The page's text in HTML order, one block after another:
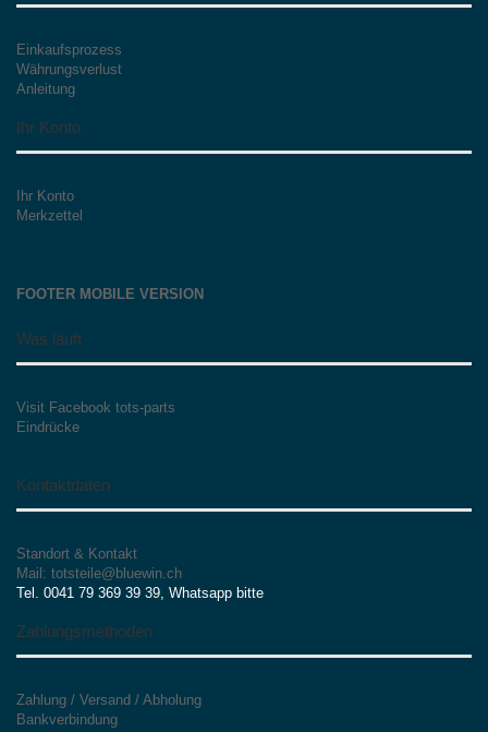
Einkaufsprozess
Währungsverlust
Anleitung
Ihr Konto
Ihr Konto
Merkzettel
FOOTER MOBILE VERSION
Was läuft
Visit Facebook tots-parts
Eindrücke
Kontaktdaten
Standort & Kontakt
Mail: totsteile@bluewin.ch
Tel. 0041 79 369 39 39, Whatsapp bitte
Zahlungsmethoden
Zahlung / Versand / Abholung
Bankverbindung